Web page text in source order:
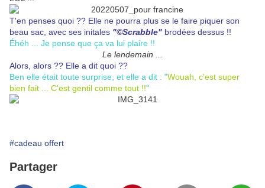
T'en penses quoi ?? Elle ne pourra plus se le faire piquer son
beau sac, avec ses initales "©Scrabble" brodées dessus !!
Éhéh ... Je pense que ça va lui plaire !!
Le lendemain ...
Alors, alors ?? Elle a dit quoi ??
Ben elle était toute surprise, et elle a dit : "Wouah, c'est super
bien fait ... C'est gentil comme tout !!"
#cadeau offert
Partager